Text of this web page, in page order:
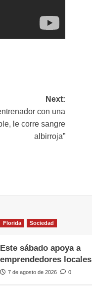
Next:
con una
le corre sangre
albirroja”
Florida Sociedad
Este sábado apoya a
emprendedores locales
7 de agosto de 2026 0